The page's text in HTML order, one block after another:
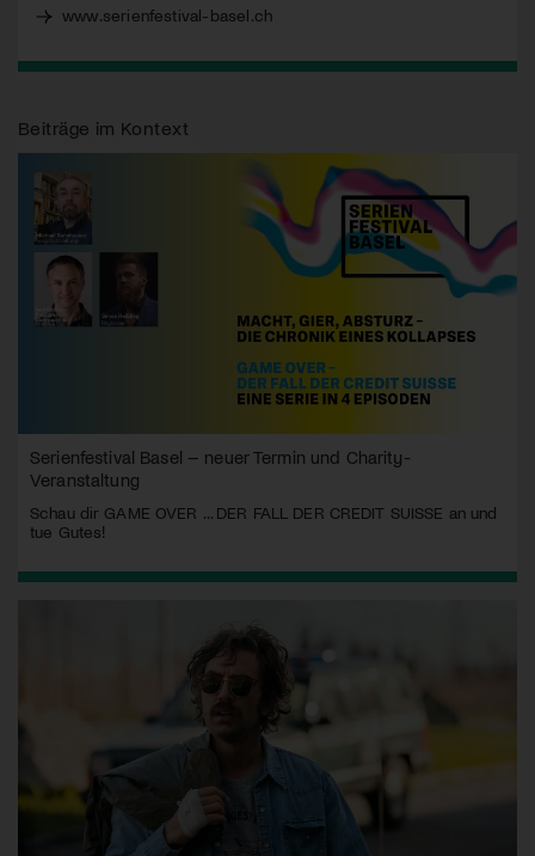
www.serienfestival-basel.ch
Beiträge im Kontext
Serienfestival Basel – neuer Termin und Charity-
Veranstaltung
Schau dir GAME OVER ... DER FALL DER CREDIT SUISSE an und
tue Gutes!